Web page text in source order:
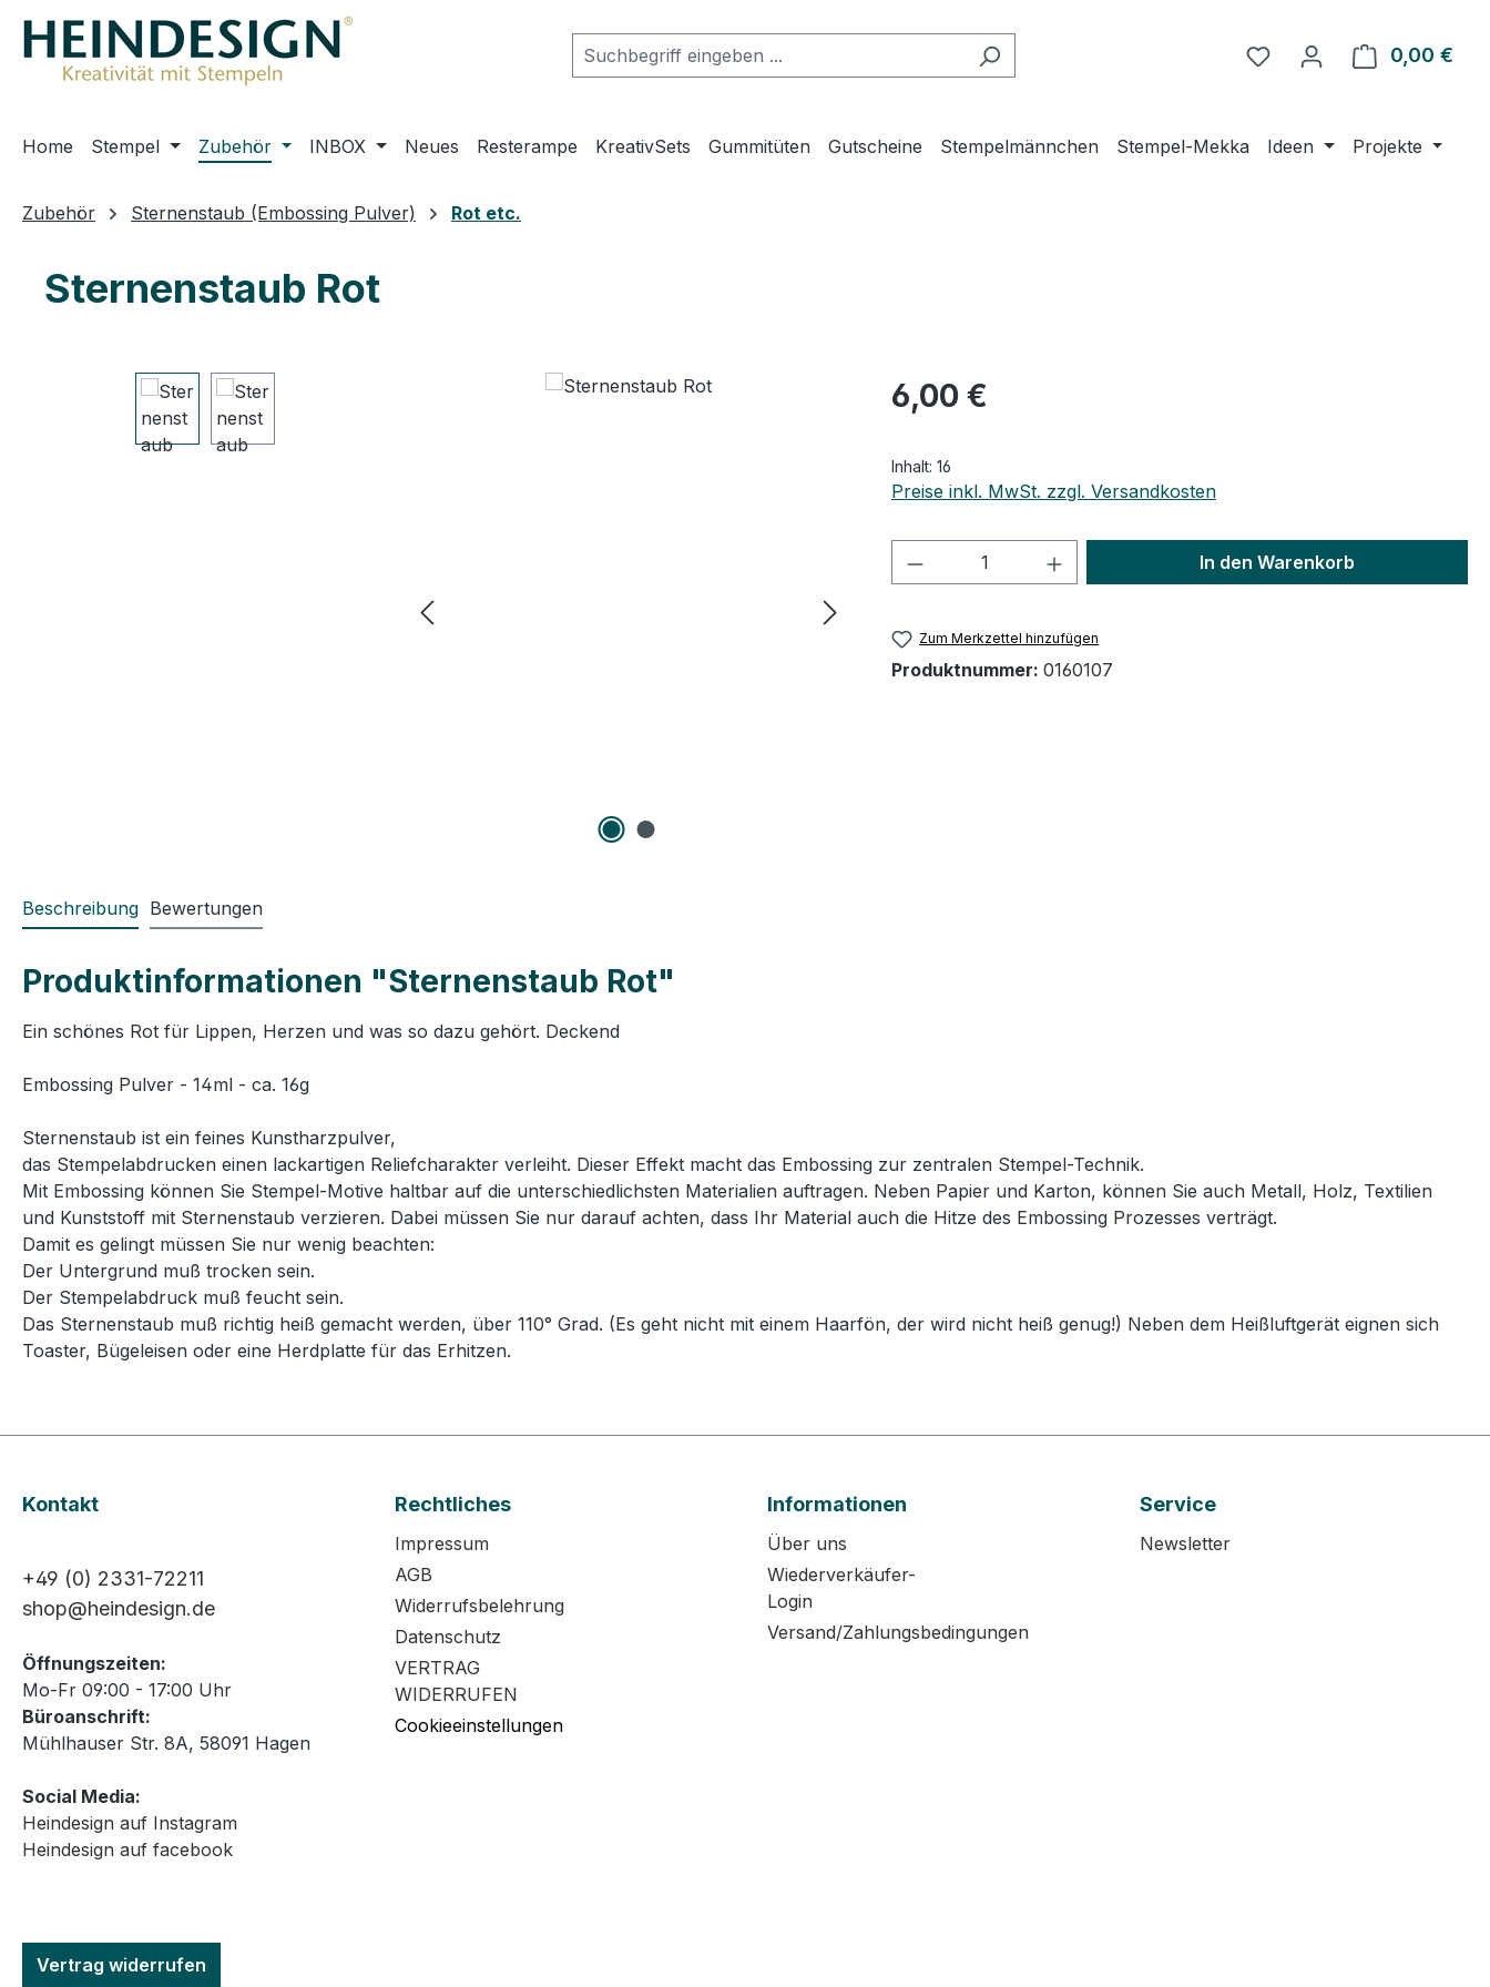
Hauptinhalt springen
Zur Suche springen
Zur Hauptnavigation springen
Du hast 0 Produkte auf
0,00 €
Home Stempel Zubehör INBOX Neues Resterampe KreativSets Gummitüten Gutscheine Stempelmännchen Stempel-Mekka Ideen Projekte
Zubehör Sternenstaub (Embossing Pulver) Rot etc.
Sternenstaub Rot
Regulärer Preis:
6,00 €
Inhalt: 16
Preise inkl. MwSt. zzgl. Versandkosten
Produkt Anzahl: Gib den gewünschten Wert
In den Warenkorb
Zum Merkzettel hinzufügen
Produktnummer: 0160107
Beschreibung Bewertungen
Produktinformationen "Sternenstaub Rot"
Ein schönes Rot für Lippen, Herzen und was so dazu gehört. Deckend
Embossing Pulver - 14ml - ca. 16g
Sternenstaub ist ein feines Kunstharzpulver,
das Stempelabdrucken einen lackartigen Reliefcharakter verleiht. Dieser Effekt macht das Embossing zur zentralen Stempel-Technik.
Mit Embossing können Sie Stempel-Motive haltbar auf die unterschiedlichsten Materialien auftragen. Neben Papier und Karton, können Sie auch Metall, Holz, Textilien
und Kunststoff mit Sternenstaub verzieren. Dabei müssen Sie nur darauf achten, dass Ihr Material auch die Hitze des Embossing Prozesses verträgt.
Damit es gelingt müssen Sie nur wenig beachten:
Der Untergrund muß trocken sein.
Der Stempelabdruck muß feucht sein.
Das Sternenstaub muß richtig heiß gemacht werden, über 110° Grad. (Es geht nicht mit einem Haarfön, der wird nicht heiß genug!) Neben dem Heißluftgerät eignen sich
Toaster, Bügeleisen oder eine Herdplatte für das Erhitzen.
Kontakt
+49 (0) 2331-72211
shop@heindesign.de
Öffnungszeiten:
Mo-Fr 09:00 - 17:00 Uhr
Büroanschrift:
Mühlhauser Str. 8A, 58091 Hagen
Social Media:
Heindesign auf Instagram
Heindesign auf facebook
Vertrag widerrufen
Rechtliches
Impressum
AGB
Widerrufsbelehrung
Datenschutz
VERTRAG
WIDERRUFEN
Cookieeinstellungen
Informationen
Über uns
Wiederverkäufer-
Login
Versand/Zahlungsbedingungen
Service
Newsletter